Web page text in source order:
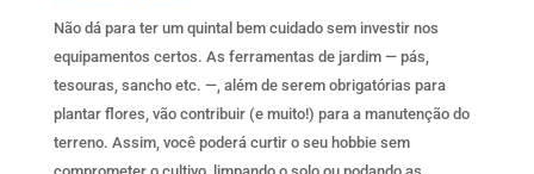
Não dá para ter um quintal bem cuidado sem investir nos
equipamentos certos. As ferramentas de jardim — pás,
tesouras, sancho etc. —, além de serem obrigatórias para
plantar flores, vão contribuir (e muito!) para a manutenção do
terreno. Assim, você poderá curtir o seu hobbie sem